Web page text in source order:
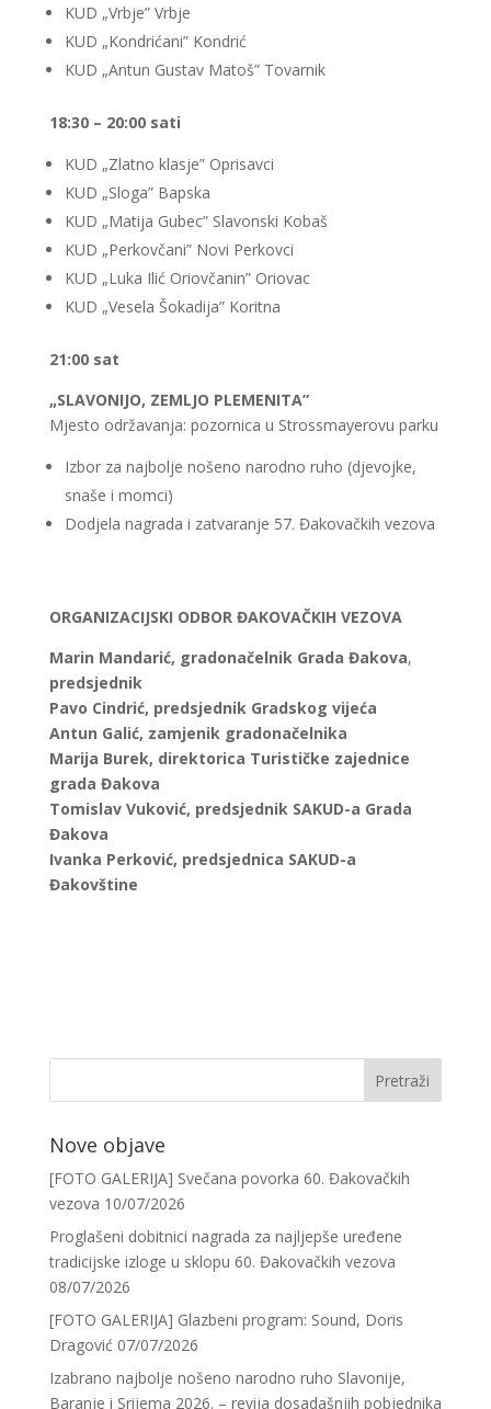
KUD „Vrbje” Vrbje
KUD „Kondrićani” Kondrić
KUD „Antun Gustav Matoš” Tovarnik
18:30 – 20:00 sati
KUD „Zlatno klasje” Oprisavci
KUD „Sloga” Bapska
KUD „Matija Gubec” Slavonski Kobaš
KUD „Perkovčani” Novi Perkovci
KUD „Luka Ilić Oriovčanin” Oriovac
KUD „Vesela Šokadija” Koritna
21:00 sat
„SLAVONIJO, ZEMLJO PLEMENITA”
Mjesto održavanja: pozornica u Strossmayerovu parku
Izbor za najbolje nošeno narodno ruho (djevojke,
snaše i momci)
Dodjela nagrada i zatvaranje 57. Đakovačkih vezova
ORGANIZACIJSKI ODBOR ĐAKOVAČKIH VEZOVA
Marin Mandarić, gradonačelnik Grada Đakova,
predsjednik
Pavo Cindrić, predsjednik Gradskog vijeća
Antun Galić, zamjenik gradonačelnika
Marija Burek, direktorica Turističke zajednice
grada Đakova
Tomislav Vuković, predsjednik SAKUD-a Grada
Đakova
Ivanka Perković, predsjednica SAKUD-a
Đakovštine
Nove objave
[FOTO GALERIJA] Svečana povorka 60. Đakovačkih
vezova 10/07/2026
Proglašeni dobitnici nagrada za najljepše uređene
tradicijske izloge u sklopu 60. Đakovačkih vezova
08/07/2026
[FOTO GALERIJA] Glazbeni program: Sound, Doris
Dragović 07/07/2026
Izabrano najbolje nošeno narodno ruho Slavonije,
Baranje i Srijema 2026. – revija dosadašnjih pobjednika